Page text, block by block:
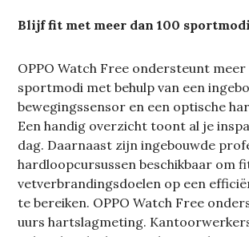
Blijf fit met meer dan 100 sportmodi
OPPO Watch Free ondersteunt meer
sportmodi met behulp van een
bewegingssensor en een optische
Een handig overzicht toont al je
dag. Daarnaast zijn ingebouwde
hardloopcursussen beschikbaar om
vetverbrandingsdoelen op een
te bereiken. OPPO Watch Free
uurs hartslagmeting.